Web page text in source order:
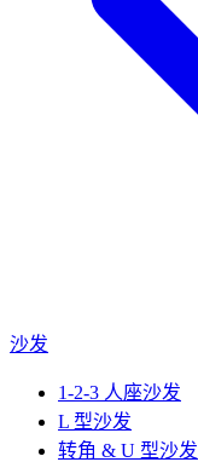
沙发
1-2-3 人座沙发
L 型沙发
转角 & U 型沙发